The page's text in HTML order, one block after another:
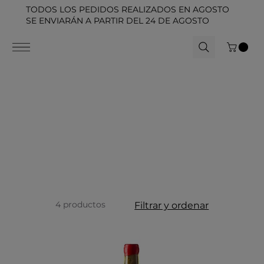
TODOS LOS PEDIDOS REALIZADOS EN AGOSTO
SE ENVIARÁN A PARTIR DEL 24 DE AGOSTO
4 productos Filtrar y ordenar